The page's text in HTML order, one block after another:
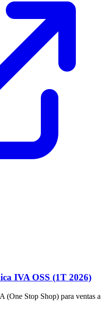
IVA OSS (1T 2026)
(One Stop Shop) para ventas a